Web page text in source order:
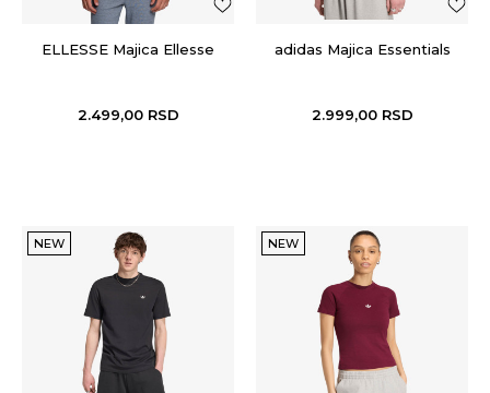
ELLESSE Majica Ellesse
2.499,00 RSD
adidas Majica Essentials
2.999,00 RSD
NEW NEW